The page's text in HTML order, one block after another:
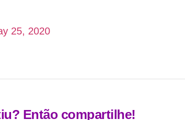
25, 2020
Então compartilhe!